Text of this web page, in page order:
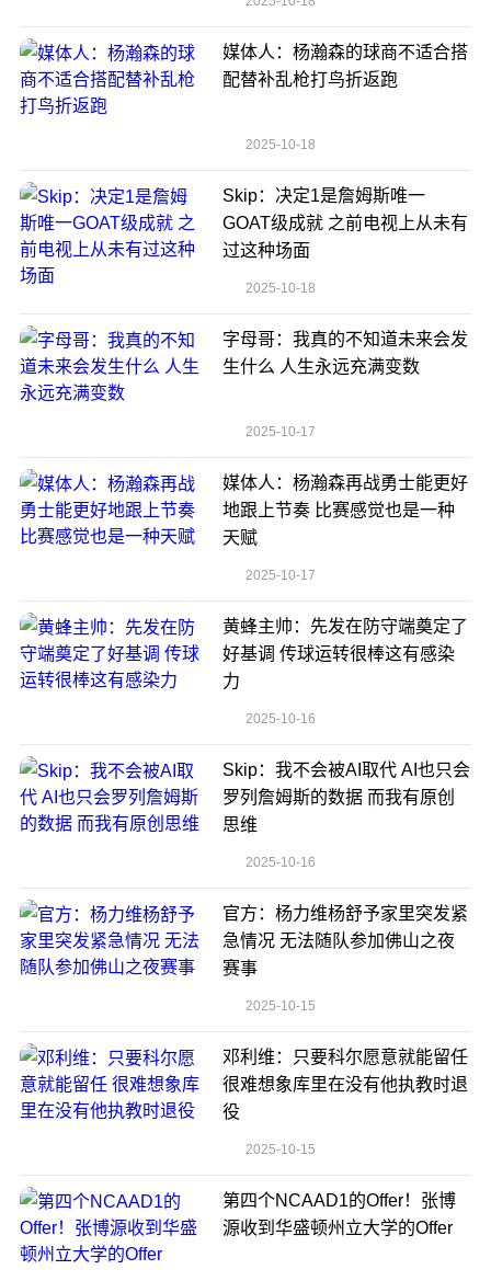
媒体人：杨瀚森的球商不适合搭
配替补乱枪打鸟折返跑
2025-10-18
Skip：决定1是詹姆斯唯一
GOAT级成就 之前电视上从未有
过这种场面
2025-10-18
字母哥：我真的不知道未来会发
生什么 人生永远充满变数
2025-10-17
媒体人：杨瀚森再战勇士能更好
地跟上节奏 比赛感觉也是一种
天赋
2025-10-17
黄蜂主帅：先发在防守端奠定了
好基调 传球运转很棒这有感染
力
2025-10-16
Skip：我不会被AI取代 AI也只会
罗列詹姆斯的数据 而我有原创
思维
2025-10-16
官方：杨力维杨舒予家里突发紧
急情况 无法随队参加佛山之夜
赛事
2025-10-15
邓利维：只要科尔愿意就能留任
很难想象库里在没有他执教时退
役
2025-10-15
第四个NCAAD1的Offer！张博
源收到华盛顿州立大学的Offer